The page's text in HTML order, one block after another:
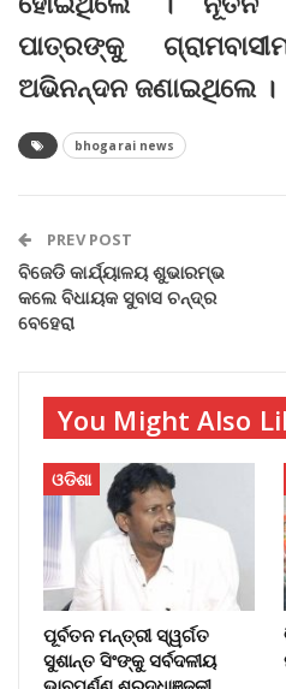
ପାତ୍ରଙ୍କୁ
ଅଭିନନ୍ଦନ ଜଣାଇଥିଲେ ।
bhogarai news
PREV POST
ବିଜେଡି କାର୍ଯ୍ୟାଳୟ ଶୁଭାରମ୍ଭ
କଲେ ବିଧାୟକ ସୁବାସ ଚନ୍ଦ୍ର
ବେହେରା
You Might Also
ଓଡିଶା
ପୂର୍ବତନ ମନ୍ତ୍ରୀ ସ୍ୱର୍ଗତ
ସୁଶାନ୍ତ ସିଂଙ୍କୁ ସର୍ବଦଳୀୟ